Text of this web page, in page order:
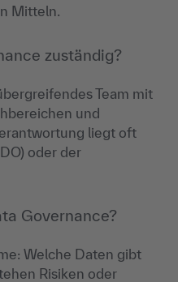
Mitteln.
zuständig?
Team mit
und
liegt oft
oder der
Governance?
Welche Daten gibt
Risiken oder